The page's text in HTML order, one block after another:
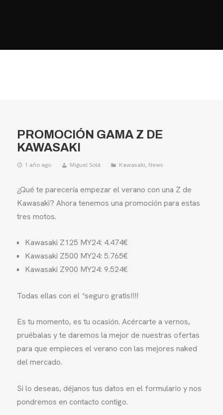
PROMOCIÓN GAMA Z DE
KAWASAKI
1 año ago Miguel Solá Kawasaki, News
¿Qué te parecería empezar el verano con una Z de
Kawasaki? Ahora tenemos una promoción para estas
tres motos.
Kawasaki Z125 MY24: 4.474€
Kawasaki Z500 MY24: 5.765€
Kawasaki Z900 MY24: 9.524€
Todas ellas con el *seguro gratis!!!!
Es tu momento, es tu ocasión. Acércarte a vernos,
pruébalas y te daremos la mejor de nuestras ofertas
para que empieces el verano con las mejores naked
del mercado.
Si lo deseas, déjanos tus datos en el formulario y nos
pondremos en contacto contigo.